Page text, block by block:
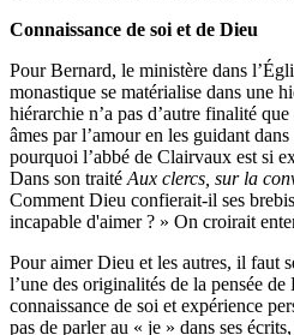
Connaissance de soi et de Dieu
Pour Bernard, le ministère dans
monastique se matérialise dans une
hiérarchie n’a pas d’autre finalité
âmes par l’amour en les guidant
pourquoi l’abbé de Clairvaux est si
Dans son traité Aux clercs, sur la
Comment Dieu confierait-il ses
incapable d'aimer ? » On croirait
Pour aimer Dieu et les autres, il faut
l’une des originalités de la pensée
connaissance de soi et expérience
pas de parler au « je » dans ses